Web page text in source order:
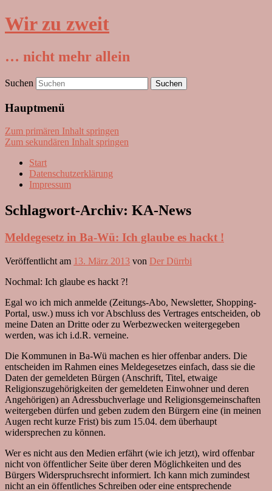
Wir zu zweit
… nicht mehr allein
Suchen
Hauptmenü
Zum primären Inhalt springen
Zum sekundären Inhalt springen
Start
Datenschutzerklärung
Impressum
Schlagwort-Archiv: KA-News
Meldegesetz in Ba-Wü: Ich glaube es hackt !
Veröffentlicht am 13. März 2013 von Der Dürrbi
Nochmal: Ich glaube es hackt ?!
Egal wo ich mich anmelde (Zeitungs-Abo, Newsletter, Shopping-
Portal, usw.) muss ich vor Abschluss des Vertrages entscheiden, ob
meine Daten an Dritte oder zu Werbezwecken weitergegeben
werden, was ich i.d.R. verneine.
Die Kommunen in Ba-Wü machen es hier offenbar anders. Die
entscheiden im Rahmen eines Meldegesetzes einfach, dass sie die
Daten der gemeldeten Bürgen (Anschrift, Titel, etwaige
Religionszugehörigkeiten der gemeldeten Einwohner und deren
Angehörigen) an Adressbuchverlage und Religionsgemeinschaften
weitergeben dürfen und geben zudem den Bürgern eine (in meinen
Augen recht kurze Frist) bis zum 15.04. dem überhaupt
widersprechen zu können.
Wer es nicht aus den Medien erfährt (wie ich jetzt), wird offenbar
nicht von öffentlicher Seite über deren Möglichkeiten und des
Bürgers Widerspruchsrecht informiert. Ich kann mich zumindest
nicht an ein öffentliches Schreiben oder eine entsprechende